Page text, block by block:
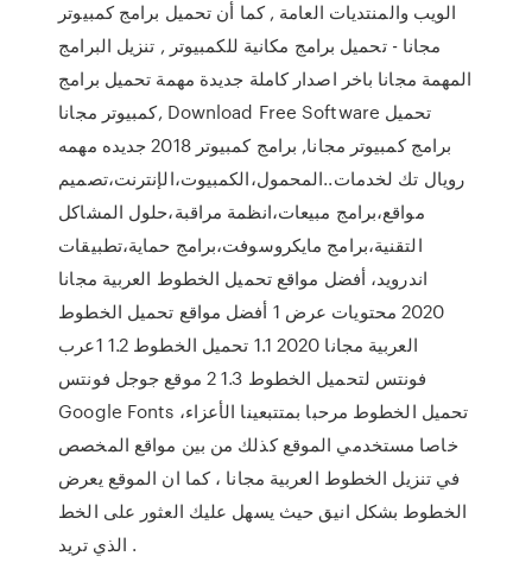
الويب والمنتديات العامة , كما أن تحميل برامج كمبيوتر
مجانا - تحميل برامج مكانية للكمبيوتر , تنزيل البرامج
المهمة مجانا باخر اصدار كاملة جديدة مهمة تحميل برامج
كمبيوتر مجانا, Download Free Software تحميل
برامج كمبيوتر مجانا, برامج كمبيوتر 2018 جديده مهمه
رويال تك لخدمات..المحمول،الكمبيوت،الإنترنت،تصميم
مواقع،برامج مبيعات،انظمة مراقبة،حلول المشاكل
التقنية،برامج مايكروسوفت،برامج حماية،تطبيقات
اندرويد، أفضل مواقع تحميل الخطوط العربية مجانا
2020 محتويات عرض 1 أفضل مواقع تحميل الخطوط
العربية مجانا 2020 1.1 تحميل الخطوط 1.2 1عرب
فونتس لتحميل الخطوط 1.3 2 موقع جوجل فونتس
Google Fonts تحميل الخطوط مرحبا بمتتبعينا الأعزاء،
خاصا مستخدمي الموقع كذلك من بين مواقع المخصص
في تنزيل الخطوط العربية مجانا ، كما ان الموقع يعرض
الخطوط بشكل انيق حيث يسهل عليك العثور على الخط
الذي تريد .